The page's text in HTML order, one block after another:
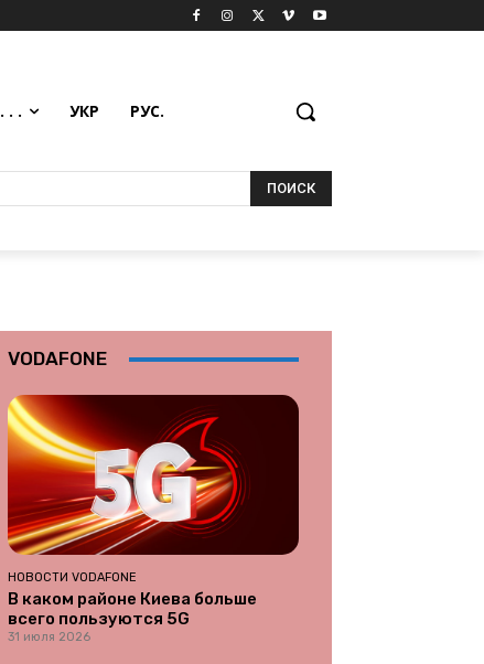
. . . УКР РУС.
ПОИСК
VODAFONE
НОВОСТИ VODAFONE
В каком районе Киева больше
всего пользуются 5G
31 июля 2026